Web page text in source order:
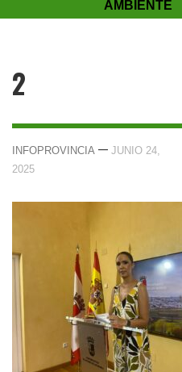
AMBIENTE
2
INFOPROVINCIA — JUNIO 24,
2025